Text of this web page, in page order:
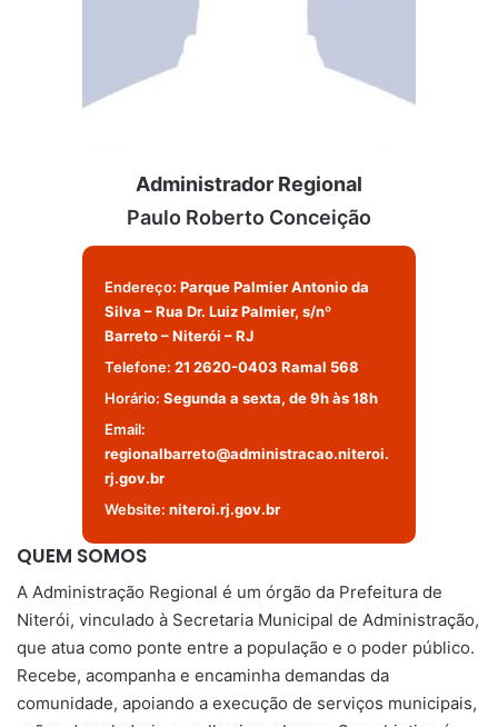
Administrador Regional
Paulo Roberto Conceição
Endereço: Parque Palmier Antonio da
Silva – Rua Dr. Luiz Palmier, s/nº
Barreto – Niterói – RJ
Telefone: 21 2620-0403 Ramal 568
Horário: Segunda a sexta, de 9h às 18h
Email:
regionalbarreto@administracao.niteroi.
rj.gov.br
Website: niteroi.rj.gov.br
QUEM SOMOS
A Administração Regional é um órgão da Prefeitura de
Niterói, vinculado à Secretaria Municipal de Administração,
que atua como ponte entre a população e o poder público.
Recebe, acompanha e encaminha demandas da
comunidade, apoiando a execução de serviços municipais,